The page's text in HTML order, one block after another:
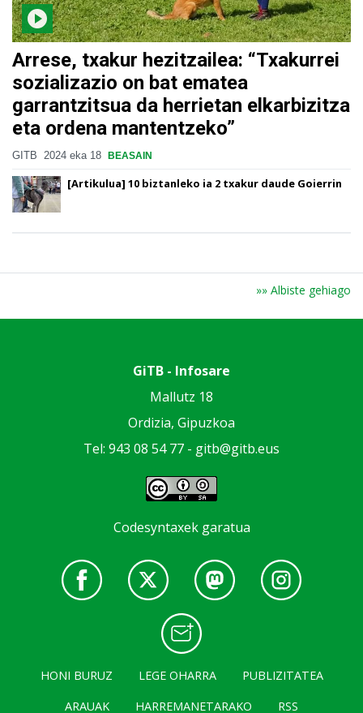
Arrese, txakur hezitzailea: “Txakurrei
sozializazio on bat ematea
garrantzitsua da herrietan elkarbizitza
eta ordena mantentzeko”
GITB 2024 eka 18 BEASAIN
[Artikulua] 10 biztanleko ia 2 txakur daude Goierrin
»» Albiste gehiago
GiTB - Infosare
Mallutz 18
Ordizia, Gipuzkoa
Tel: 943 08 54 77 - gitb@gitb.eus
Codesyntaxek garatua
HONI BURUZ LEGE OHARRA
PUBLIZITATEA
ARAUAK
HARREMANETARAKO RSS